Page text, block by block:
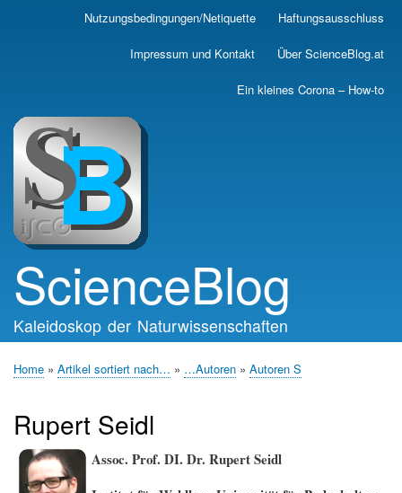
Skip
main
Nutzungsbedingungen/Netiquette Haftungsausschluss
Impressum und Kontakt Über ScienceBlog.at
Ein kleines Corona – How-to
ScienceBlog
Kaleidoskop der Naturwissenschaften
Home Artikel sortiert nach… …Autoren Autoren S
Rupert Seidl
Assoc. Prof. DI. Dr. Rupert Seidl